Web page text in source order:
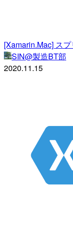
[Xamarin.Mac] ス
SIN@製造BT部
2020.11.15